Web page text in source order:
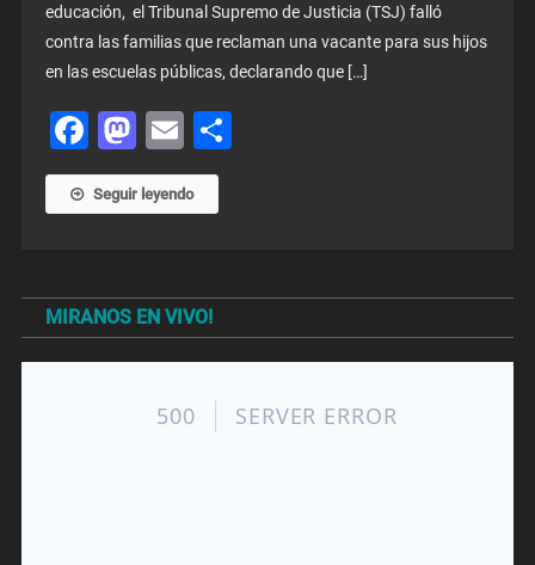
educación, el Tribunal Supremo de Justicia (TSJ) falló
contra las familias que reclaman una vacante para sus hijos
en las escuelas públicas, declarando que […]
Facebook
Mastodon
EmailShare
Seguir leyendo
MIRANOS EN VIVO!